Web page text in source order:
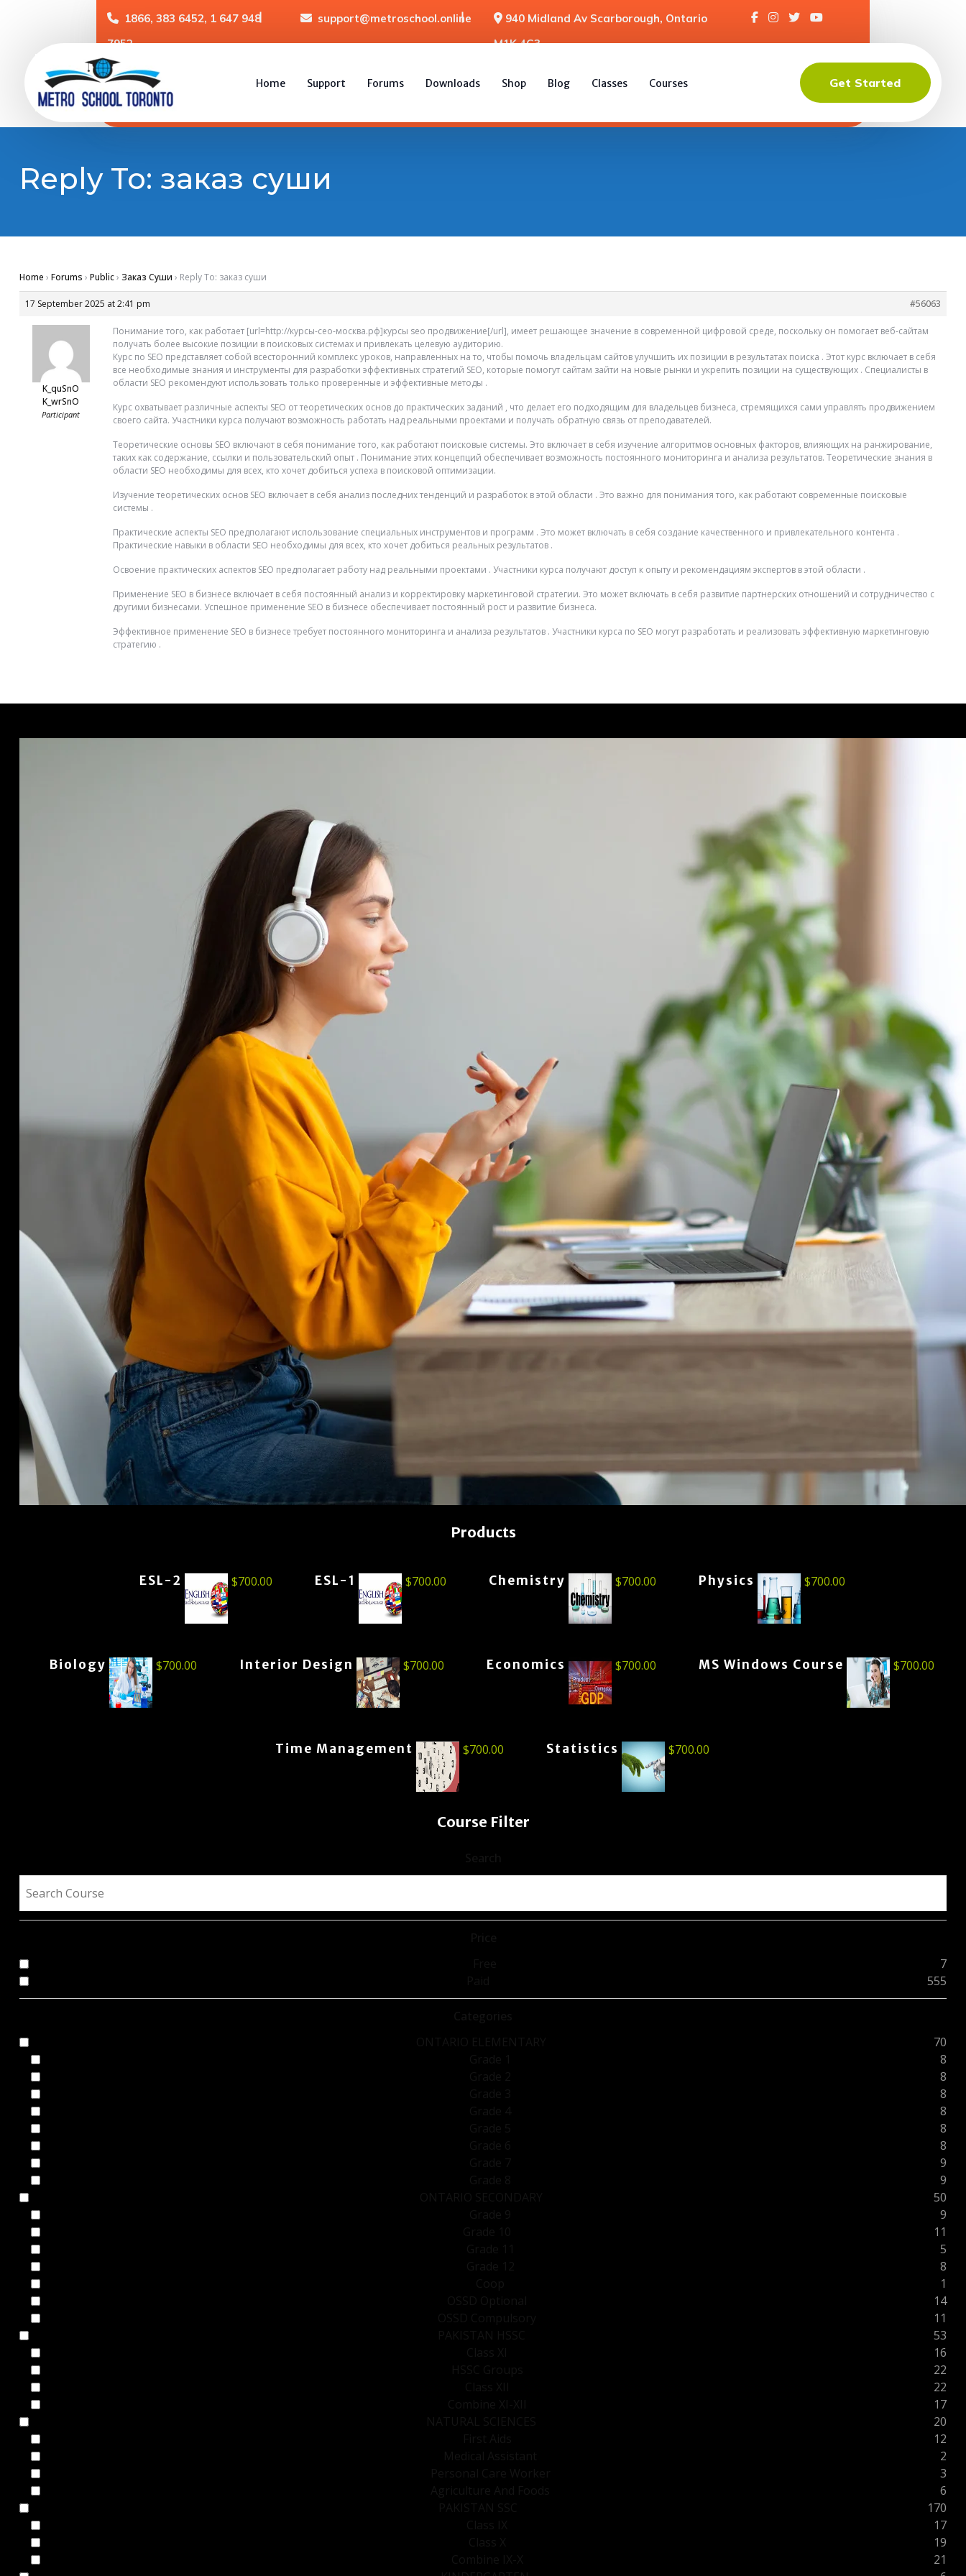
1866, 383 6452, 1 647 948
7952
support@metroschool.online
940 Midland Av Scarborough, Ontario
M1K 4G3
Home Support Forums Downloads Shop Blog Classes Courses Get Started
Reply To: заказ суши
Home › Forums › Public› Заказ Суши › Reply To: заказ суши
17 September 2025 at 2:41 pm #56063
K_quSnO
K_wrSnO
Participant
Понимание того, как работает [url=http://курсы-сео-москва.рф]курсы seo продвижение[/url], имеет решающее значение в современной цифровой среде, поскольку он помогает веб-сайтам
получать более высокие позиции в поисковых системах и привлекать целевую аудиторию.
Курс по SEO представляет собой всесторонний комплекс уроков, направленных на то, чтобы помочь владельцам сайтов улучшить их позиции в результатах поиска . Этот курс включает в себя
все необходимые знания и инструменты для разработки эффективных стратегий SEO, которые помогут сайтам зайти на новые рынки и укрепить позиции на существующих . Специалисты в
области SEO рекомендуют использовать только проверенные и эффективные методы .
Курс охватывает различные аспекты SEO от теоретических основ до практических заданий , что делает его подходящим для владельцев бизнеса, стремящихся сами управлять продвижением
своего сайта. Участники курса получают возможность работать над реальными проектами и получать обратную связь от преподавателей.
Теоретические основы SEO включают в себя понимание того, как работают поисковые системы. Это включает в себя изучение алгоритмов основных факторов, влияющих на ранжирование,
таких как содержание, ссылки и пользовательский опыт . Понимание этих концепций обеспечивает возможность постоянного мониторинга и анализа результатов. Теоретические знания в
области SEO необходимы для всех, кто хочет добиться успеха в поисковой оптимизации.
Изучение теоретических основ SEO включает в себя анализ последних тенденций и разработок в этой области . Это важно для понимания того, как работают современные поисковые
системы .
Практические аспекты SEO предполагают использование специальных инструментов и программ . Это может включать в себя создание качественного и привлекательного контента .
Практические навыки в области SEO необходимы для всех, кто хочет добиться реальных результатов .
Освоение практических аспектов SEO предполагает работу над реальными проектами . Участники курса получают доступ к опыту и рекомендациям экспертов в этой области .
Применение SEO в бизнесе включает в себя постоянный анализ и корректировку маркетинговой стратегии. Это может включать в себя развитие партнерских отношений и сотрудничество с
другими бизнесами. Успешное применение SEO в бизнесе обеспечивает постоянный рост и развитие бизнеса.
Эффективное применение SEO в бизнесе требует постоянного мониторинга и анализа результатов . Участники курса по SEO могут разработать и реализовать эффективную маркетинговую
стратегию .
Products
ESL-2 $700.00 ESL-1 $700.00 Chemistry $700.00 Physics $700.00
Biology $700.00 Interior Design $700.00 Economics $700.00 MS Windows Course $700.00
Time Management $700.00 Statistics $700.00
Course Filter
7
555
70
8
8
8
8
8
8
9
9
50
9
11
5
8
1
14
11
53
16
22
22
17
20
12
2
3
6
170
17
19
21